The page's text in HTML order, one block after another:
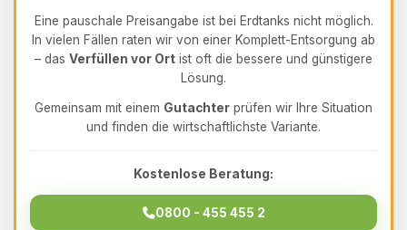
Eine pauschale Preisangabe ist bei Erdtanks nicht möglich.
In vielen Fällen raten wir von einer Komplett-Entsorgung ab
– das Verfüllen vor Ort ist oft die bessere und günstigere
Lösung.
Gemeinsam mit einem Gutachter prüfen wir Ihre Situation
und finden die wirtschaftlichste Variante.
Kostenlose Beratung:
0800 - 455 455 2